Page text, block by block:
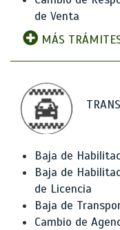
de Venta
MÁS
Baja de
Baja de
de Licencia
Baja de
Cambio de